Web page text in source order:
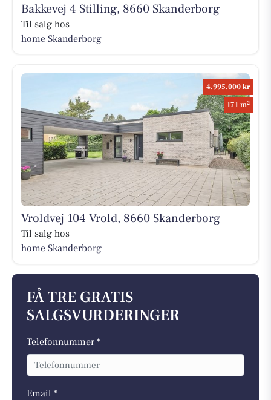
Bakkevej 4 Stilling, 8660 Skanderborg
Til salg hos
home Skanderborg
4.995.000 kr
171 m2
Vroldvej 104 Vrold, 8660 Skanderborg
Til salg hos
home Skanderborg
FÅ TRE GRATIS
SALGSVURDERINGER
Telefonnummer *
Email *